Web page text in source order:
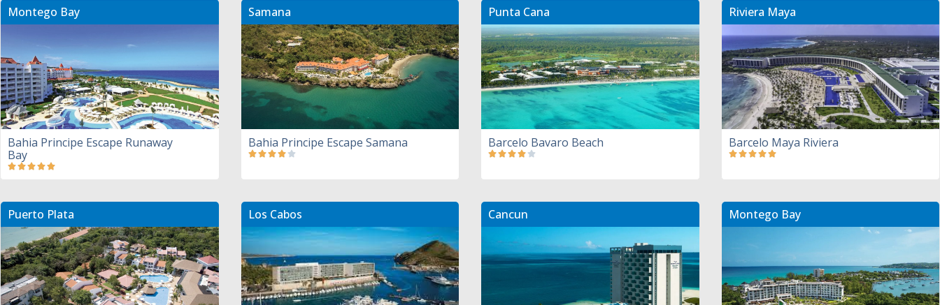
Montego Bay
Bahia Principe Escape Runaway
Bay
Samana
Bahia Principe Escape Samana
Punta Cana
Barcelo Bavaro Beach
Riviera Maya
Barcelo Maya Riviera
Puerto Plata Los Cabos Cancun Montego Bay